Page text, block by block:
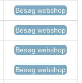
Besøg webshop
Besøg webshop
Besøg webshop
Besøg webshop